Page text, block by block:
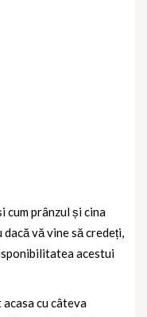
cum prânzul și cina
vă vine să credeți,
acestui
cu câteva